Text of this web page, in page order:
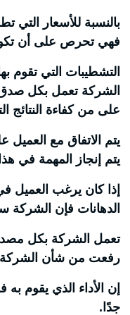
بالنسبة للأسعار التي
فهي تحرص على أن
التشطيبات التي تقوم
الشركة تعمل بكل صدق
على من كفاءة النتائج
يتم الاتفاق مع
يتم إنجاز المهمة في
إذا كان يرغب العميل
الدهانات فإن
تعمل الشركة بكل
رفعت من شأن الشركة
إن الأداء الذي يقوم
جدًا.